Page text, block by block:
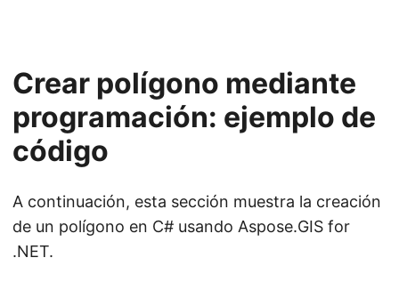
Crear polígono mediante
programación: ejemplo de
código
A continuación, esta sección muestra la creación
de un polígono en C# usando Aspose.GIS for
.NET.